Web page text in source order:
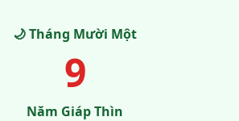
🌙 Tháng Mười Một
9
Năm Giáp Thìn